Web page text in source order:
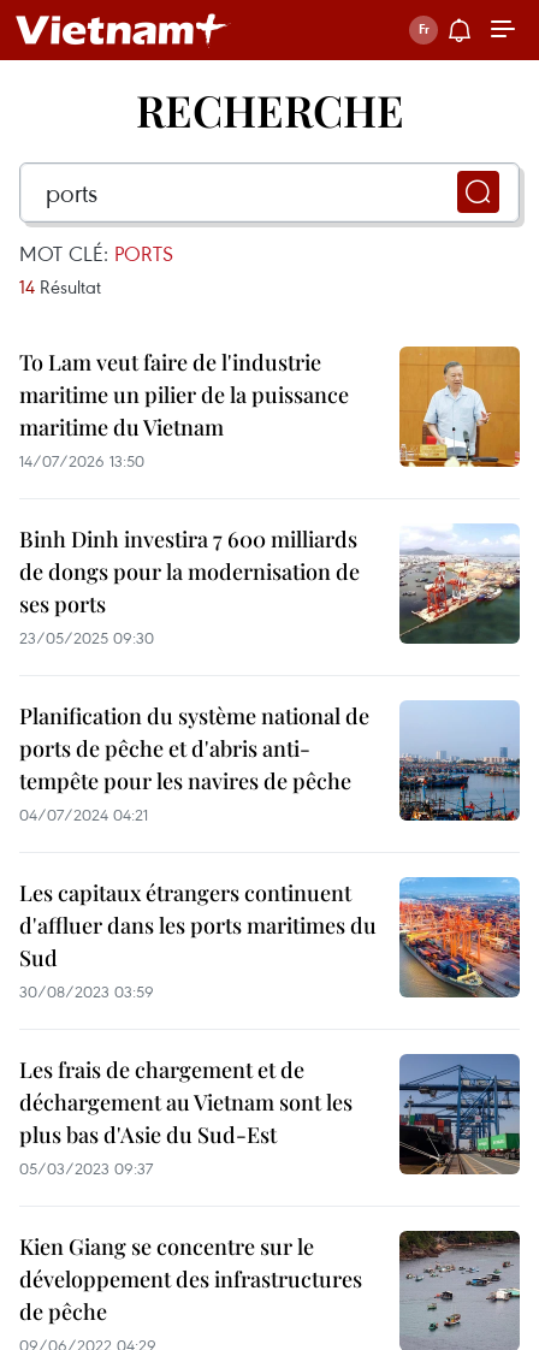
RECHERCHE
MOT CLÉ: PORTS
14 Résultat
To Lam veut faire de l'industrie
maritime un pilier de la puissance
maritime du Vietnam
14/07/2026 13:50
Binh Dinh investira 7 600 milliards
de dongs pour la modernisation de
ses ports
23/05/2025 09:30
Planification du système national de
ports de pêche et d'abris anti-
tempête pour les navires de pêche
04/07/2024 04:21
Les capitaux étrangers continuent
d'affluer dans les ports maritimes du
Sud
30/08/2023 03:59
Les frais de chargement et de
déchargement au Vietnam sont les
plus bas d'Asie du Sud-Est
05/03/2023 09:37
Kien Giang se concentre sur le
développement des infrastructures
de pêche
09/06/2022 04:29